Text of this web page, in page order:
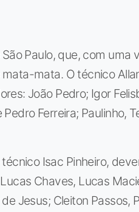
Paulo, que, com uma
mata. O técnico
João Pedro; Igor
Ferreira; Paulinho,
Isac Pinheiro,
Chaves, Lucas
Jesus; Cleiton Passos,